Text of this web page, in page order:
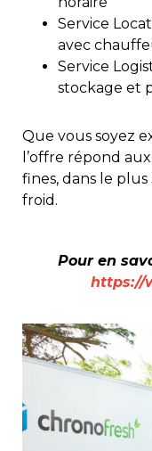
Service
avec
Service
stockage et
Que vous soyez
l’offre répond
fines, dans le
froid.
Pour en
https://